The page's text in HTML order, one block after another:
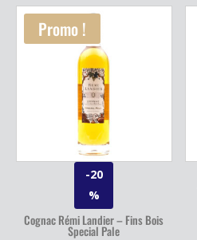
Promo !
-20
%
Cognac Rémi Landier – Fins Bois
Special Pale